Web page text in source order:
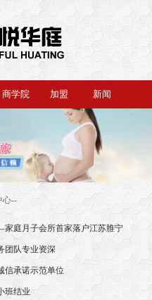
商学院 加盟 新闻
心--
庭月子会所首家落户江苏脽宁
团队专业资深
信承诺示范单位
班结业